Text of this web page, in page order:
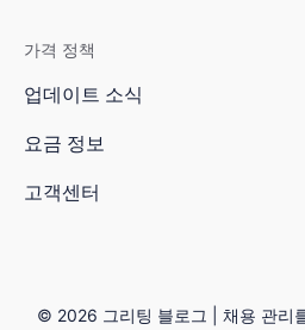
가격 정책
업데이트 소식
요금 정보
고객센터
© 2026 그리팅 블로그 | 채용 관리